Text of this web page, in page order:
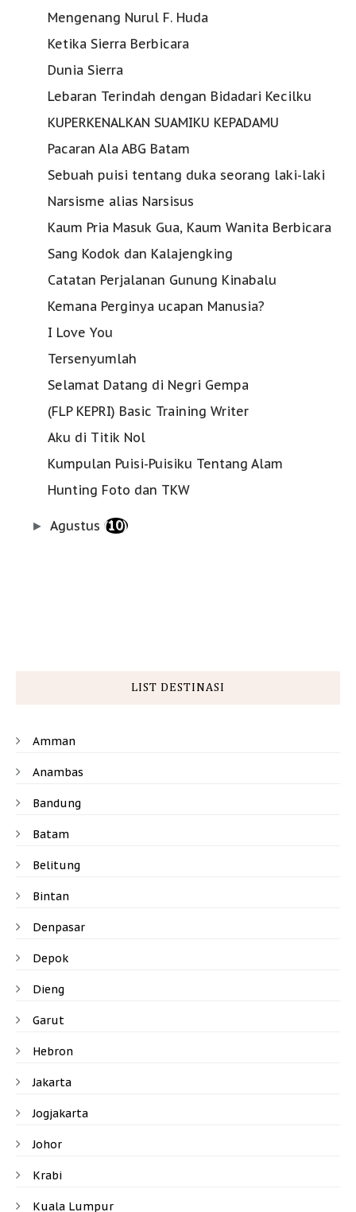
Mengenang Nurul F. Huda
Ketika Sierra Berbicara
Dunia Sierra
Lebaran Terindah dengan Bidadari Kecilku
KUPERKENALKAN SUAMIKU KEPADAMU
Pacaran Ala ABG Batam
Sebuah puisi tentang duka seorang laki-laki
Narsisme alias Narsisus
Kaum Pria Masuk Gua, Kaum Wanita Berbicara
Sang Kodok dan Kalajengking
Catatan Perjalanan Gunung Kinabalu
Kemana Perginya ucapan Manusia?
I Love You
Tersenyumlah
Selamat Datang di Negri Gempa
(FLP KEPRI) Basic Training Writer
Aku di Titik Nol
Kumpulan Puisi-Puisiku Tentang Alam
Hunting Foto dan TKW
►Agustus(10)
LIST DESTINASI
Amman
Anambas
Bandung
Batam
Belitung
Bintan
Denpasar
Depok
Dieng
Garut
Hebron
Jakarta
Jogjakarta
Johor
Krabi
Kuala Lumpur